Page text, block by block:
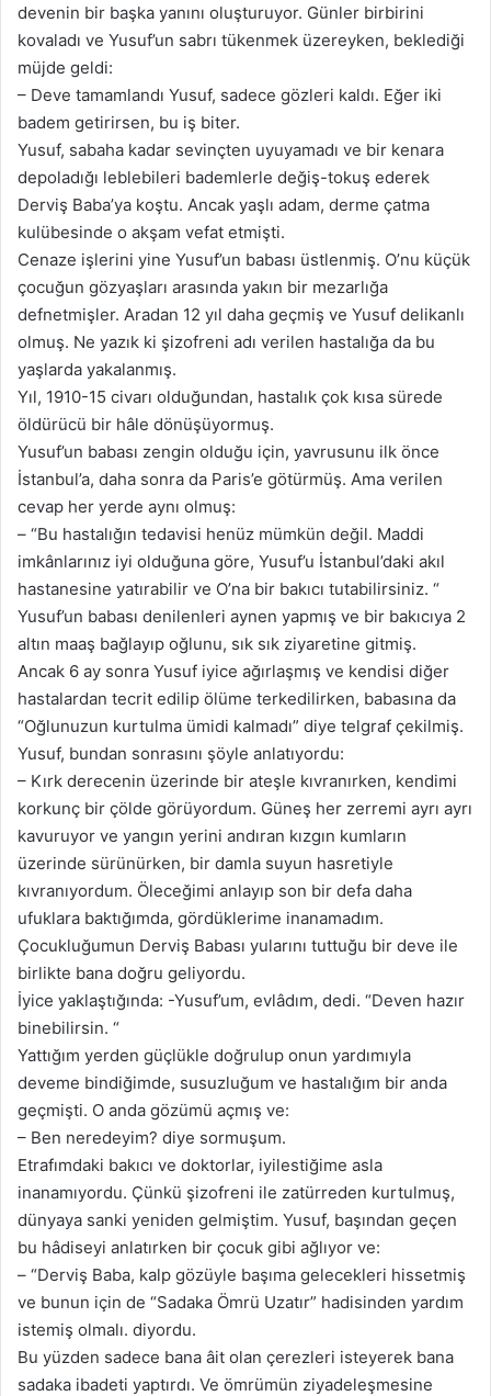
devenin bir başka yanını oluşturuyor. Günler birbirini
kovaladı ve Yusuf’un sabrı tükenmek üzereyken, beklediği
müjde geldi:
– Deve tamamlandı Yusuf, sadece gözleri kaldı. Eğer iki
badem getirirsen, bu iş biter.
Yusuf, sabaha kadar sevinçten uyuyamadı ve bir kenara
depoladığı leblebileri bademlerle değiş-tokuş ederek
Derviş Baba’ya koştu. Ancak yaşlı adam, derme çatma
kulübesinde o akşam vefat etmişti.
Cenaze işlerini yine Yusuf’un babası üstlenmiş. O’nu küçük
çocuğun gözyaşları arasında yakın bir mezarlığa
defnetmişler. Aradan 12 yıl daha geçmiş ve Yusuf delikanlı
olmuş. Ne yazık ki şizofreni adı verilen hastalığa da bu
yaşlarda yakalanmış.
Yıl, 1910-15 civarı olduğundan, hastalık çok kısa sürede
öldürücü bir hâle dönüşüyormuş.
Yusuf’un babası zengin olduğu için, yavrusunu ilk önce
İstanbul’a, daha sonra da Paris’e götürmüş. Ama verilen
cevap her yerde aynı olmuş:
– “Bu hastalığın tedavisi henüz mümkün değil. Maddi
imkânlarınız iyi olduğuna göre, Yusuf’u İstanbul’daki akıl
hastanesine yatırabilir ve O’na bir bakıcı tutabilirsiniz. “
Yusuf’un babası denilenleri aynen yapmış ve bir bakıcıya 2
altın maaş bağlayıp oğlunu, sık sık ziyaretine gitmiş.
Ancak 6 ay sonra Yusuf iyice ağırlaşmış ve kendisi diğer
hastalardan tecrit edilip ölüme terkedilirken, babasına da
“Oğlunuzun kurtulma ümidi kalmadı” diye telgraf çekilmiş.
Yusuf, bundan sonrasını şöyle anlatıyordu:
– Kırk derecenin üzerinde bir ateşle kıvranırken, kendimi
korkunç bir çölde görüyordum. Güneş her zerremi ayrı ayrı
kavuruyor ve yangın yerini andıran kızgın kumların
üzerinde sürünürken, bir damla suyun hasretiyle
kıvranıyordum. Öleceğimi anlayıp son bir defa daha
ufuklara baktığımda, gördüklerime inanamadım.
Çocukluğumun Derviş Babası yularını tuttuğu bir deve ile
birlikte bana doğru geliyordu.
İyice yaklaştığında: -Yusuf’um, evlâdım, dedi. “Deven hazır
binebilirsin. “
Yattığım yerden güçlükle doğrulup onun yardımıyla
deveme bindiğimde, susuzluğum ve hastalığım bir anda
geçmişti. O anda gözümü açmış ve:
– Ben neredeyim? diye sormuşum.
Etrafımdaki bakıcı ve doktorlar, iyilestiğime asla
inanamıyordu. Çünkü şizofreni ile zatürreden kurtulmuş,
dünyaya sanki yeniden gelmiştim. Yusuf, başından geçen
bu hâdiseyi anlatırken bir çocuk gibi ağlıyor ve:
– “Derviş Baba, kalp gözüyle başıma gelecekleri hissetmiş
ve bunun için de “Sadaka Ömrü Uzatır” hadisinden yardım
istemiş olmalı. diyordu.
Bu yüzden sadece bana âit olan çerezleri isteyerek bana
sadaka ibadeti yaptırdı. Ve ömrümün ziyadeleşmesine